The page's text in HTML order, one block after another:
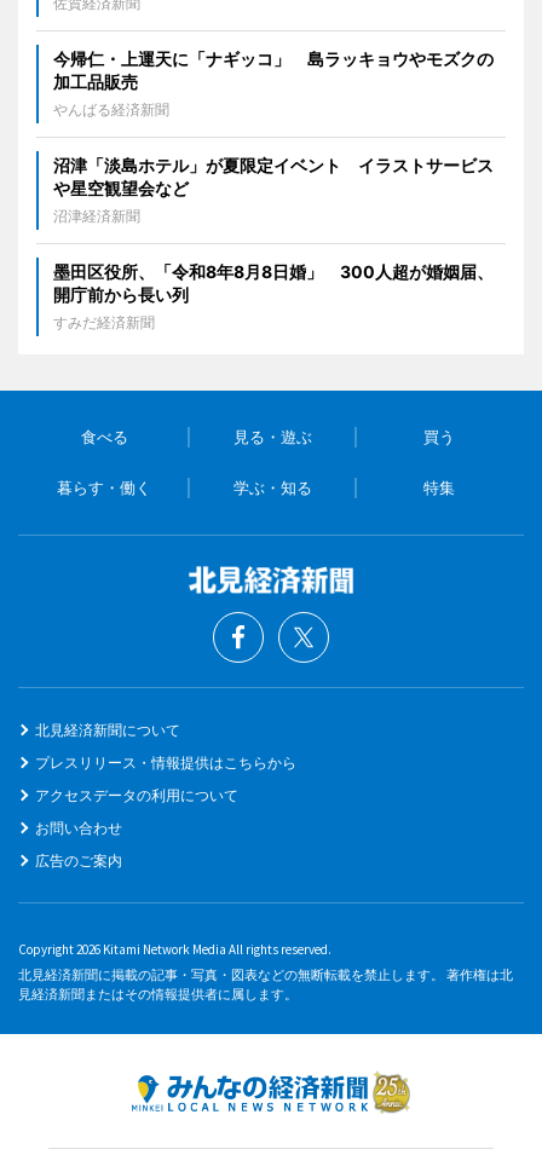
今帰仁・上運天に「ナギッコ」 島ラッキョウやモズクの
加工品販売
やんばる経済新聞
沼津「淡島ホテル」が夏限定イベント イラストサービス
や星空観望会など
沼津経済新聞
墨田区役所、「令和8年8月8日婚」 300人超が婚姻届、
開庁前から長い列
すみだ経済新聞
食べる 見る・遊ぶ 買う
暮らす・働く 学ぶ・知る 特集
北見経済新聞について
プレスリリース・情報提供はこちらから
アクセスデータの利用について
お問い合わせ
広告のご案内
Copyright 2026 Kitami Network Media All rights reserved.
北見経済新聞に掲載の記事・写真・図表などの無断転載を禁止します。 著作権は北
見経済新聞またはその情報提供者に属します。